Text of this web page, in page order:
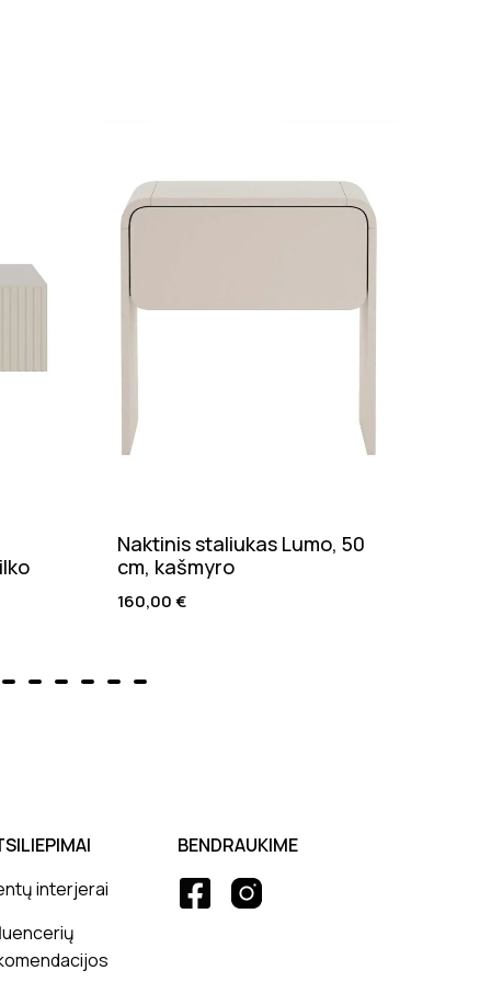
Naktinis staliukas Lumo, 50
cm, kašmyro
160,00€
interjerai
BENDRAUKIME